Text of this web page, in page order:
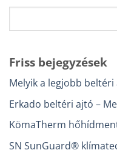
Friss bejegyzések
Melyik a legjobb beltéri
Erkado beltéri ajtó –
KömaTherm
SN SunGuard®